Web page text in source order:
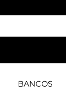
BANCOS